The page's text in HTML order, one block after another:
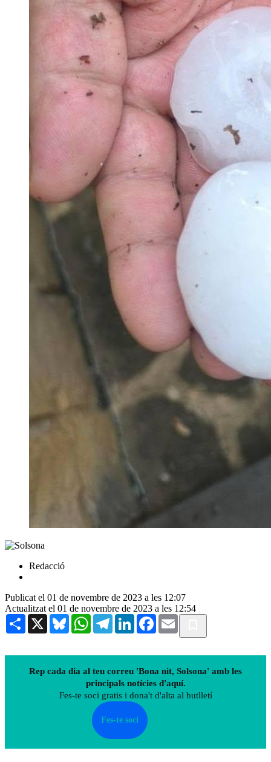
Redacció
Publicat el 01 de novembre de 2023 a les 12:07
Actualitzat el 01 de novembre de 2023 a les 12:54
Share X BlueskyWhatsAppTelegramLinkedInFacebook
Email
Rep cada dia al teu correu 'Bona nit, Solsona' amb les
principals notícies d'aquí.
Fes-te soci gratis i dona't d'alta al butlletí
Fes-te soci